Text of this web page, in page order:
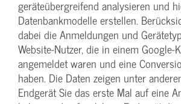
geräteübergreifend analysieren und
Datenbankmodelle erstellen.
dabei die Anmeldungen und
Website-Nutzer, die in einem Google-
angemeldet waren und eine
haben. Die Daten zeigen unter
Endgerät Sie das erste Mal auf eine